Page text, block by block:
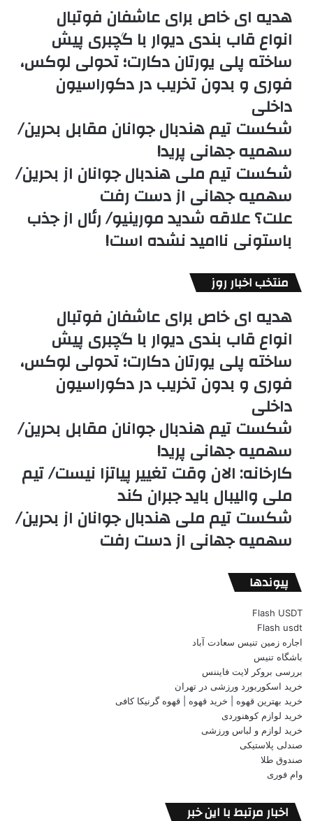
هدیه ای خاص برای عاشفان فوتبال
انواع قاب بندی دیوار با گچبری پیش
ساخته پلی یورتان دکارت؛ تحولی لوکس،
فوری و بدون تخریب در دکوراسیون
داخلی
شکست تیم هندبال جوانان مقابل بحرین/
سهمیه جهانی پرید!
شکست تیم ملی هندبال جوانان از بحرین/
سهمیه جهانی از دست رفت
علت؟ علاقه شدید مورینیو/ رئال از جذب
باستونی ناامید نشده است!
منتخب اخبار روز
هدیه ای خاص برای عاشفان فوتبال
انواع قاب بندی دیوار با گچبری پیش
ساخته پلی یورتان دکارت؛ تحولی لوکس،
فوری و بدون تخریب در دکوراسیون
داخلی
شکست تیم هندبال جوانان مقابل بحرین/
سهمیه جهانی پرید!
کارخانه: الان وقت تغییر پیاتزا نیست/ تیم
ملی والیبال باید جبران کند
شکست تیم ملی هندبال جوانان از بحرین/
سهمیه جهانی از دست رفت
پیوندها
Flash USDT
Flash usdt
اجاره زمین تنیس سعادت آباد
باشگاه تنیس
بررسی بروکر لایت فایننس
خرید اسکوربورد ورزشی در تهران
خرید بهترین قهوه | خرید قهوه | قهوه گرنیکا کافی
خرید لوازم کوهنوردی
خرید لوازم و لباس ورزشی
صندلی پلاستیکی
صندوق طلا
وام فوری
اخبار مرتبط با این خبر